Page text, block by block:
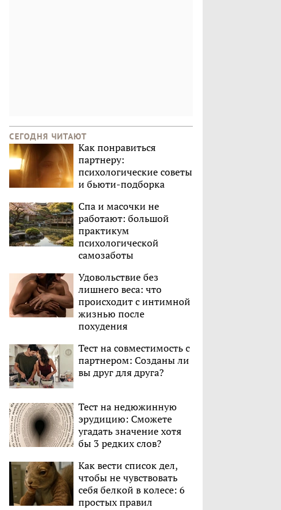
СЕГОДНЯ ЧИТАЮТ
Как понравиться
партнеру:
психологические советы
и бьюти-подборка
Спа и масочки не
работают: большой
практикум
психологической
самозаботы
Удовольствие без
лишнего веса: что
происходит с интимной
жизнью после
похудения
Тест на совместимость с
партнером: Созданы ли
вы друг для друга?
Тест на недюжинную
эрудицию: Сможете
угадать значение хотя
бы 3 редких слов?
Как вести список дел,
чтобы не чувствовать
себя белкой в колесе: 6
простых правил